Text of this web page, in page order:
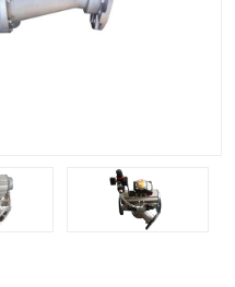
Y型球阀